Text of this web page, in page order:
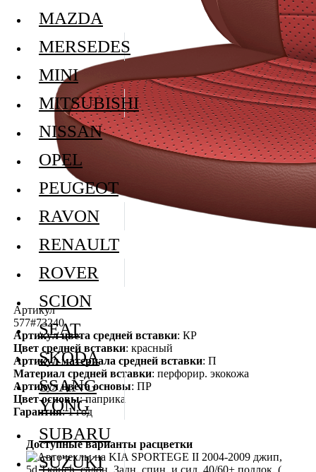
Артикул
577#73240
Артикул цвета средней вставки: КР
Цвет средней вставки: красный
Артикул материала средней вставки: П
Материал средней вставки: перфорир. экокожа
Артикул цвета основы: ПР
Цвет основы: паприка
Гарантия: 1 год
Доступные варианты расцветки
MAZDA
MERSEDES
MINI
MITSUBISHI
NISSAN
OPEL
PEUGEOT
RAVON
RENAULT
ROVER
SCION
SEAT
SKODA
SSANG
YONG
SUBARU
SUZUKI